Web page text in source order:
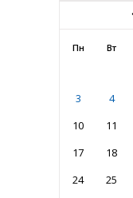
Пн Вт
3
4
10
11
17
18
24
25